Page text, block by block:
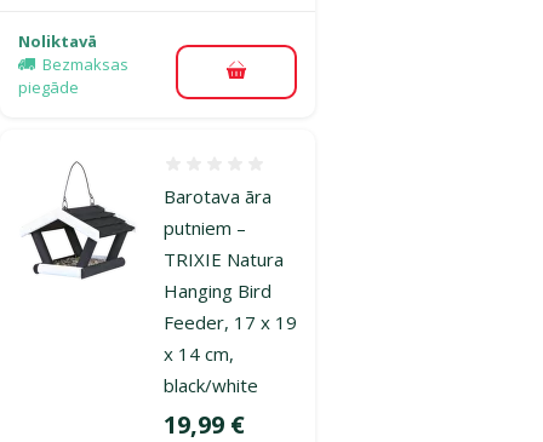
Noliktavā
Bezmaksas
piegāde
Pievienot grozam
Barotava āra
putniem –
TRIXIE Natura
Hanging Bird
Feeder, 17 x 19
x 14 cm,
black/white
Cena
19,99 €